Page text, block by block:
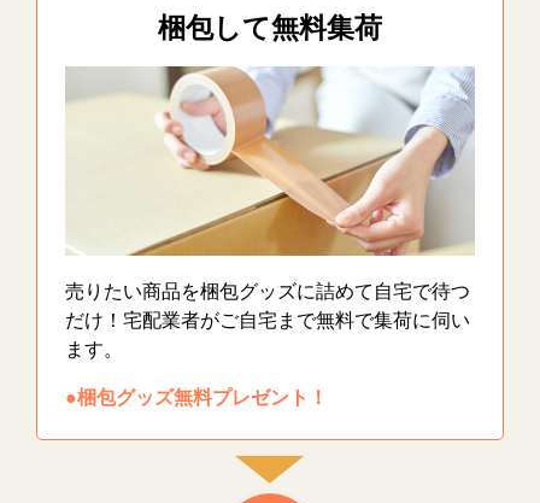
梱包して無料集荷
売りたい商品を梱包グッズに詰めて自宅で待つ
だけ！宅配業者がご自宅まで無料で集荷に伺い
ます。
●梱包グッズ無料プレゼント！